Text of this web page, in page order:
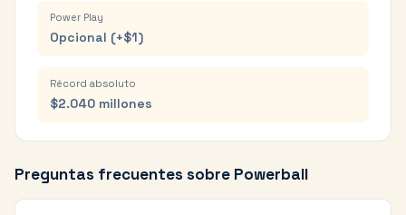
Power Play
Opcional (+$1)
Récord absoluto
$2.040 millones
Preguntas frecuentes sobre Powerball